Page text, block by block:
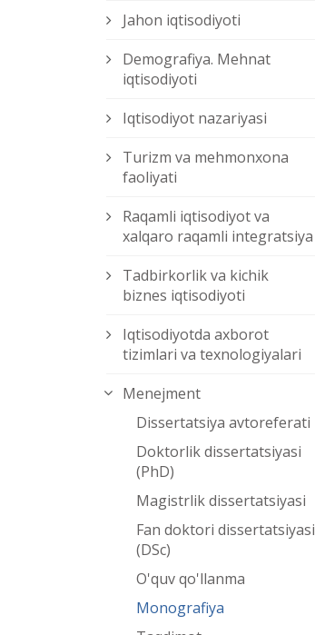
Jahon iqtisodiyoti
Demografiya. Mehnat
iqtisodiyoti
Iqtisodiyot nazariyasi
Turizm va mehmonxona
faoliyati
Raqamli iqtisodiyot va
xalqaro raqamli integratsiya
Tadbirkorlik va kichik
biznes iqtisodiyoti
Iqtisodiyotda axborot
tizimlari va texnologiyalari
Menejment
Dissertatsiya avtoreferati
Doktorlik dissertatsiyasi
(PhD)
Magistrlik dissertatsiyasi
Fan doktori dissertatsiyasi
(DSc)
O'quv qo'llanma
Monografiya